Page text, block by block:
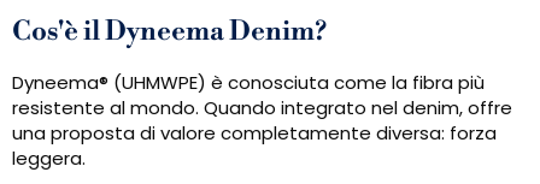
Cos'è il Dyneema Denim?
Dyneema® (UHMWPE) è conosciuta come la fibra più
resistente al mondo. Quando integrato nel denim, offre
una proposta di valore completamente diversa: forza
leggera.